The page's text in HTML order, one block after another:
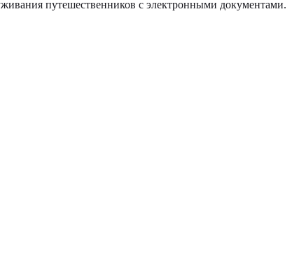
путешественников с электронными документами.